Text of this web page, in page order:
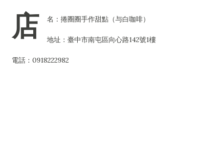
店 名：捲圈圈手作甜點（与白咖啡）
地址：臺中市南屯區向心路142號1樓
電話：0918222982